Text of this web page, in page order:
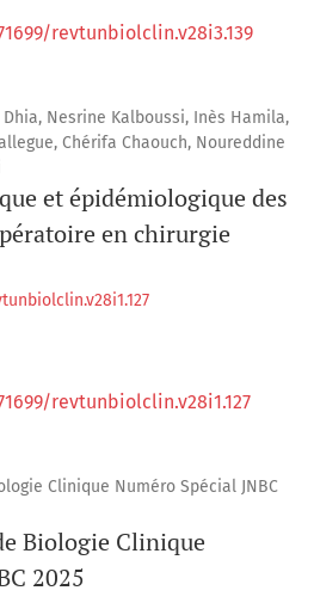
revtunbiolclin.v28i3.139
Nesrine Kalboussi, Inès Hamila,
Chérifa Chaouch, Noureddine
et épidémiologique des
en chirurgie
revtunbiolclin.v28i1.127
Clinique Numéro Spécial JNBC
Biologie Clinique
2025